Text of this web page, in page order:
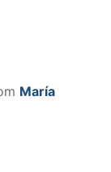
María